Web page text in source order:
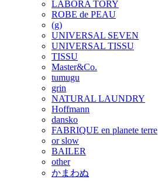
LABORA TORY
ROBE de PEAU
(g)
UNIVERSAL SEVEN
UNIVERSAL TISSU
TISSU
Master&Co.
tumugu
grin
NATURAL LAUNDRY
Hoffmann
dansko
FABRIQUE en planete terre
or slow
BAILER
other
かまわぬ